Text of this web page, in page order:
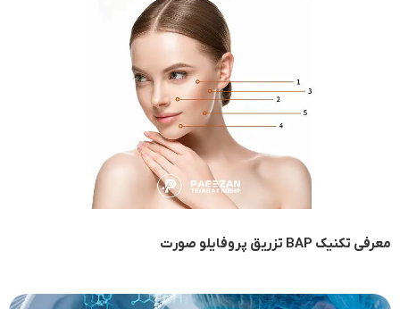
معرفی تکنیک BAP تزریق پروفایلو صورت